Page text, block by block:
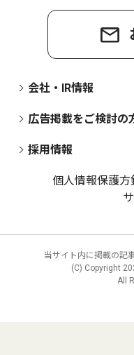
会社・IR情報
広告掲載をご検討の
採用情報
個人情報保護方
当サイト内に掲載の記
(C) Copyright
All